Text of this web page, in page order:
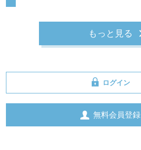
もっと見る
ログイン
無料会員登録